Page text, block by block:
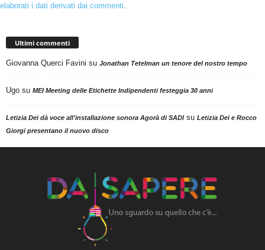
elaborati i dati derivati dai commenti.
Ultimi commenti
Giovanna Querci Favini su Jonathan Tetelman un tenore del nostro tempo
Ugo su MEI Meeting delle Etichette Indipendenti festeggia 30 anni
Letizia Dei dà voce all'installazione sonora Agorà di SADIsu Letizia Dei e Rocco
Giorgi presentano il nuovo disco